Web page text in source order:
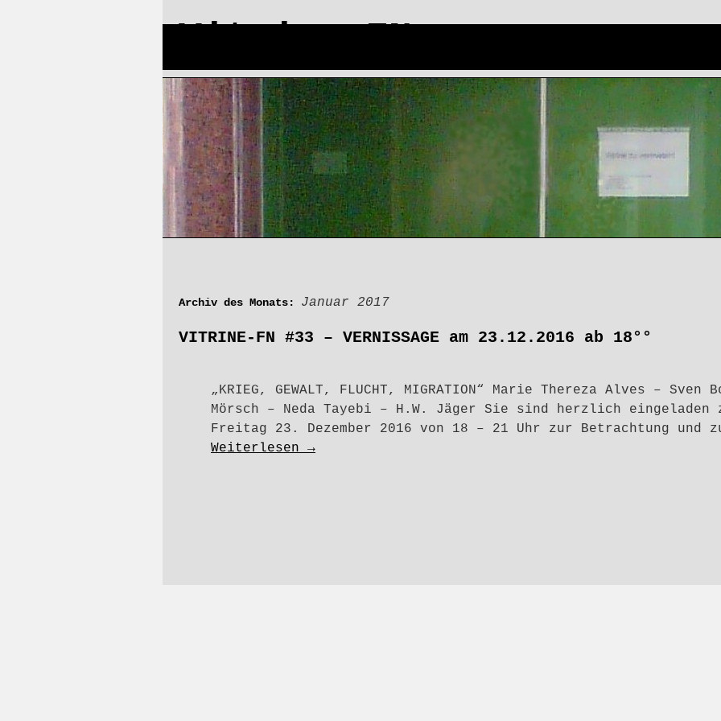
Vitrine FN
Archiv des Monats: Januar 2017
VITRINE-FN #33 – VERNISSAGE am 23.12.2016 ab 18°°
„KRIEG, GEWALT, FLUCHT, MIGRATION“ Marie Thereza Alves – Sven
Mörsch – Neda Tayebi – H.W. Jäger Sie sind herzlich eingeladen
Freitag 23. Dezember 2016 von 18 – 21 Uhr zur Betrachtung und
Weiterlesen →